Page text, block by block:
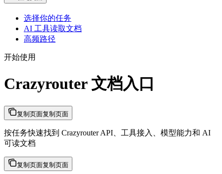
选择你的任务
AI 工具读取文档
高频路径
开始使用
Crazyrouter 文档入口
复制页面复制页面
按任务快速找到 Crazyrouter API、工具接入、模型能力和 AI
可读文档
复制页面复制页面